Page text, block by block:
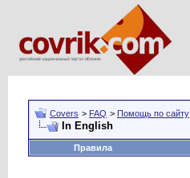
Covers > FAQ > Помощь по сайту
In English
Правила